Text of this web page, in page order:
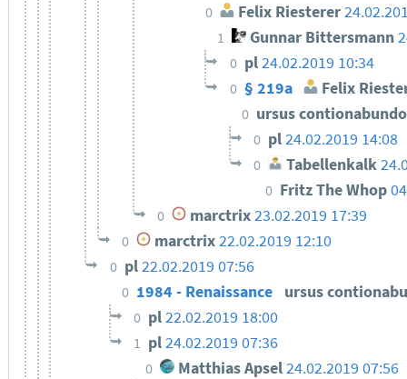
0 Felix Riesterer
1 Gunnar Bittersmann
0 pl24.02.2019 10:34
0 § 219a Felix
0 ursus
0 pl24.02.2019 14:08
0 Tabellenkalk
0 Fritz The Whop
0 marctrix23.02.2019 17:39
0 marctrix 22.02.2019 12:10
0 pl22.02.2019 07:56
0 1984 - Renaissance ursus
0 pl22.02.2019 18:00
1 pl24.02.2019 07:36
0 Matthias Apsel24.02.2019 07:56